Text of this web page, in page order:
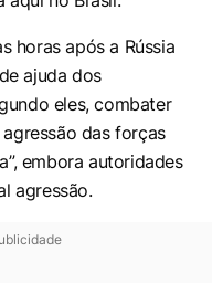
horas após a Rússia
ajuda dos
eles, combater
das forças
embora autoridades
agressão.